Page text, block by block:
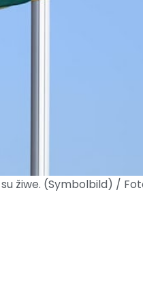
žiwe. (Symbolbild) /